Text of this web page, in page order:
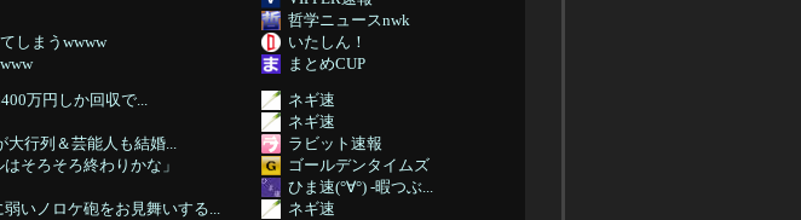
哲学ニュースnwk
しまうwwww
いたしん！
まとめCUP
万円しか回収で...
ネギ速
ネギ速
行列＆芸能人も結婚...
ラビット速報
そろそろ終わりかな」
ゴールデンタイムズ
ひま速(°∀°) -暇つぶ...
いノロケ砲をお見舞いする...
ネギ速